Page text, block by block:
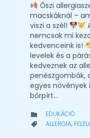
Őszi
macskáknál –
viszi a szél!
nemcsak mi
kedvenceink is!
levelek és a
kedveznek az
penészgombák,
egyes növények
bőrpírt…
 CATEGORY
EDUKÁCIÓ
 CATEGORY
ALLERGIA,